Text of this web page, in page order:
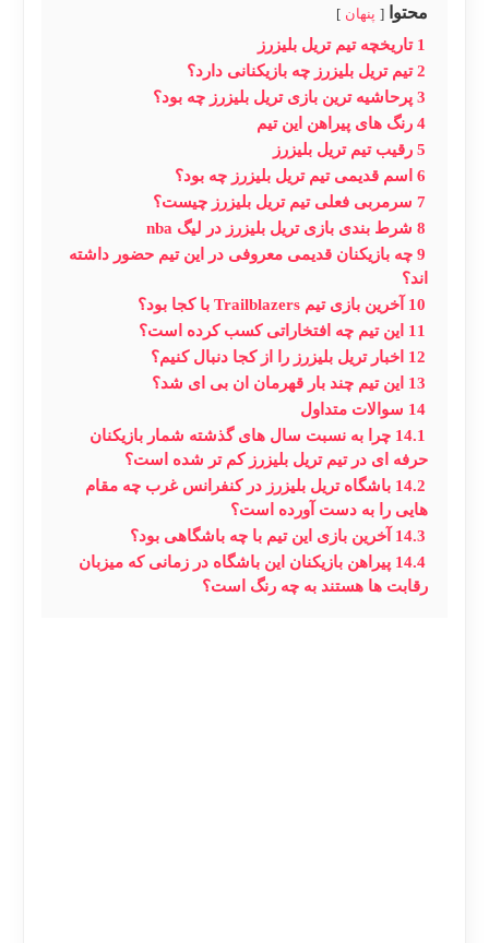
محتوا پنهان
1 تاریخچه تیم تریل بلیزرز
2 تیم تریل بلیزرز چه بازیکنانی دارد؟
3 پرحاشیه ترین بازی تریل بلیزرز چه بود؟
4 رنگ های پیراهن این تیم
5 رقیب تیم تریل بلیزرز
6 اسم قدیمی تیم تریل بلیزرز چه بود؟
7 سرمربی فعلی تیم تریل بلیزرز چیست؟
8 شرط بندی بازی تریل بلیزرز در لیگ nba
9 چه بازیکنان قدیمی معروفی در این تیم حضور داشته
اند؟
10 آخرین بازی تیم Trailblazers با کجا بود؟
11 این تیم چه افتخاراتی کسب کرده است؟
12 اخبار تریل بلیزرز را از کجا دنبال کنیم؟
13 این تیم چند بار قهرمان ان بی ای شد؟
14 سوالات متداول
14.1 چرا به نسبت سال های گذشته شمار بازیکنان
حرفه ای در تیم تریل بلیزرز کم تر شده است؟
14.2 باشگاه تریل بلیزرز در کنفرانس غرب چه مقام
هایی را به دست آورده است؟
14.3 آخرین بازی این تیم با چه باشگاهی بود؟
14.4 پیراهن بازیکنان این باشگاه در زمانی که میزبان
رقابت ها هستند به چه رنگ است؟